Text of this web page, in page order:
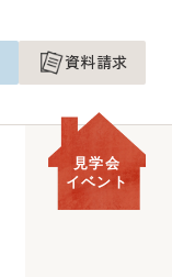
資料請求
見学会
イベント